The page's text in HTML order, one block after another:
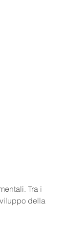
della